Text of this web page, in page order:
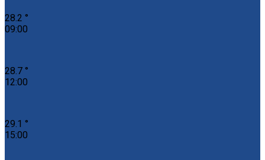
28.2 °
09:00
28.7 °
12:00
29.1 °
15:00